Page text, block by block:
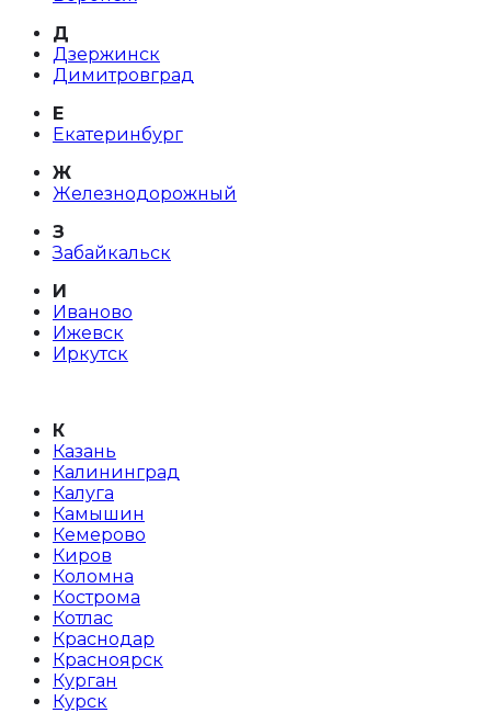
Д
Дзержинск
Димитровград
Е
Екатеринбург
Ж
Железнодорожный
З
Забайкальск
И
Иваново
Ижевск
Иркутск
К
Казань
Калининград
Калуга
Камышин
Кемерово
Киров
Коломна
Кострома
Котлас
Краснодар
Красноярск
Курган
Курск